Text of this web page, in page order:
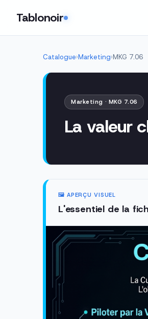
Tablonoir
Catalogue›Marketing›MKG 7.06
Marketing · MKG 7.06
La valeur
🖼️ APERÇU VISUEL
L'essentiel de la